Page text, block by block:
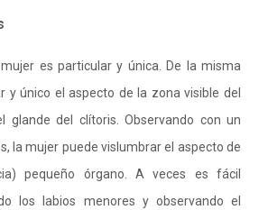
es particular y única. De la misma
y único el aspecto de la zona visible del
glande del clítoris. Observando con un
la mujer puede vislumbrar el aspecto de
pequeño órgano. A veces es fácil
los labios menores y observando el